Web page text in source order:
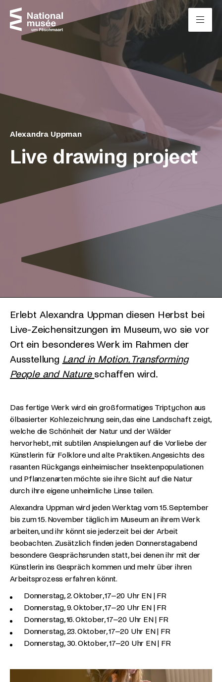
Zum Inhalt springen
Live drawing project
Alexandra Uppman
Erlebt Alexandra Uppman diesen Herbst bei
Live-Zeichensitzungen im Museum, wo sie vor
Ort ein besonderes Werk im Rahmen der
Ausstellung Land in Motion. Transforming
People and Nature schaffen wird.
Das fertige Werk wird ein großformatiges Triptychon aus
ölbasierter Kohlezeichnung sein, das eine Landschaft zeigt,
welche die Schönheit der Natur und der Wälder
hervorhebt, mit subtilen Anspielungen auf die Vorliebe der
Künstlerin für Folklore und alte Praktiken. Angesichts des
rasanten Rückgangs einheimischer Insektenpopulationen
und Pflanzenarten möchte sie ihre Sicht auf die Natur
durch ihre eigene unheimliche Linse teilen.
Alexandra Uppman wird jeden Werktag vom 15. September
bis zum 15. November täglich im Museum an ihrem Werk
arbeiten, und ihr könnt sie jederzeit bei der Arbeit
beobachten. Zusätzlich finden jeden Donnerstagabend
besondere Gesprächsrunden statt, bei denen ihr mit der
Künstlerin ins Gespräch kommen und mehr über ihren
Arbeitsprozess erfahren könnt.
Donnerstag, 2. Oktober, 17–20 Uhr EN | FR
Donnerstag, 9. Oktober, 17–20 Uhr EN | FR
Donnerstag, 16. Oktober, 17–20 Uhr EN | FR
Donnerstag, 23. Oktober, 17–20 Uhr EN | FR
Donnerstag, 30. Oktober, 17–20 Uhr EN | FR
Cookie-Einstellungen